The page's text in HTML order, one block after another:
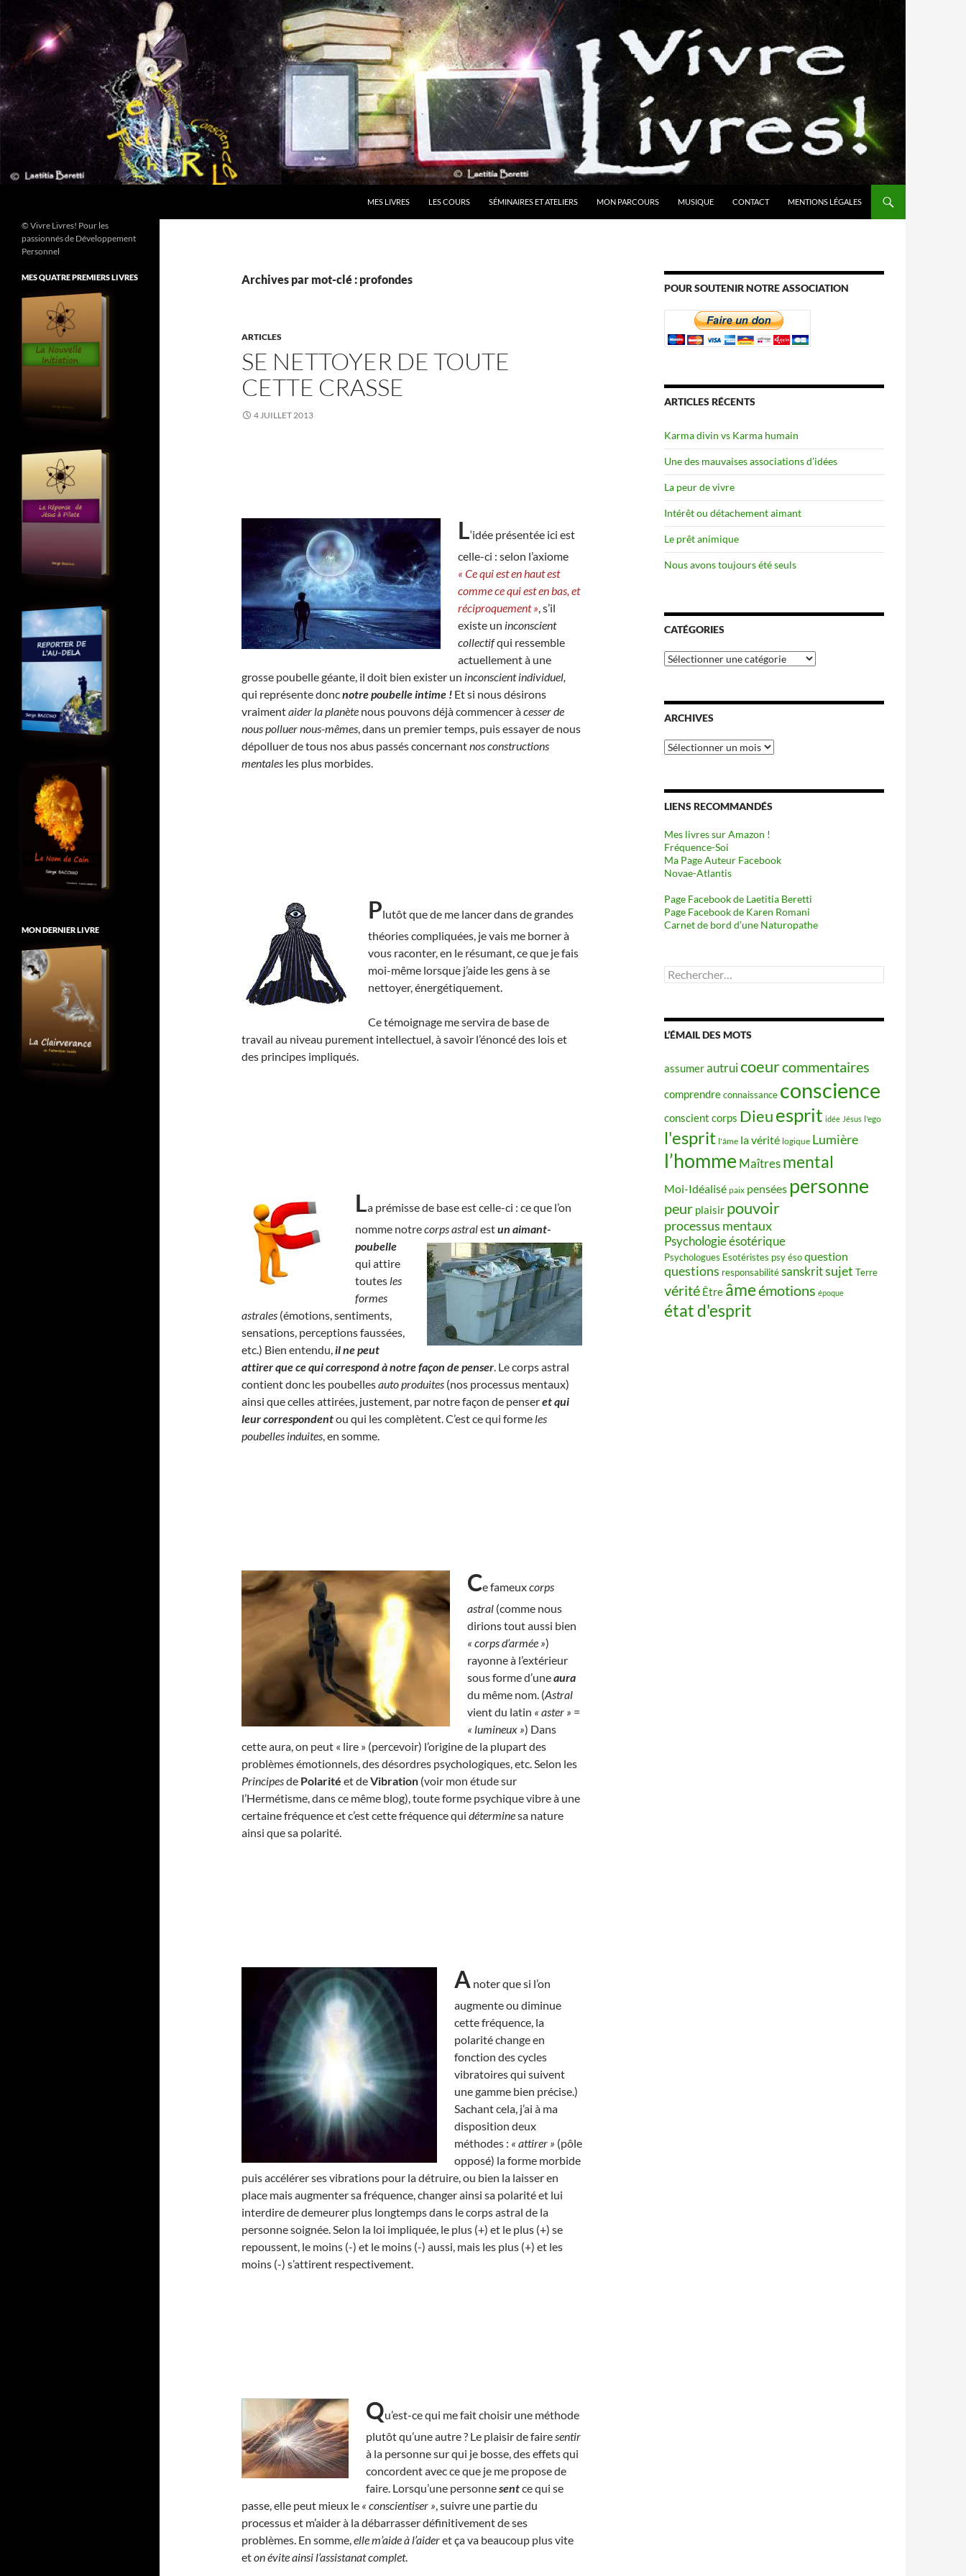
contenu
MES LIVRES LES COURS SÉMINAIRES ET ATELIERS MON PARCOURS MUSIQUE CONTACT MENTIONS LÉGALES
Archives par mot-clé : profondes
ARTICLES
SE NETTOYER DE TOUTE
CETTE CRASSE
4 JUILLET 2013
L‘idée présentée ici est
celle-ci : selon l’axiome
« Ce qui est en haut est
comme ce qui est en bas, et
réciproquement », s’il
existe un inconscient
collectifqui ressemble
actuellement à une
grosse poubelle géante, il doit bien exister un inconscient individuel,
qui représente doncnotre poubelle intime ! Et si nous désirons
vraimentaider la planète nous pouvons déjà commencer àcesser de
nous polluer nous-mêmes, dans un premier temps, puis essayer de nous
dépolluer de tous nos abus passés concernantnos constructions
mentales les plus morbides.
Plutôt que de me lancer dans de grandes
théories compliquées, je vais me borner à
vous raconter, en le résumant, ce que je fais
moi-même lorsque j’aide les gens à se
nettoyer, énergétiquement.
Ce témoignage me servira de base de
travail au niveau purement intellectuel, à savoir l’énoncé des lois et
des principes impliqués.
La prémisse de base est celle-ci : ce que l’on
nomme notrecorps astralestun aimant-
poubelle
qui attire
toutes les
formes
astrales (émotions, sentiments,
sensations, perceptions faussées,
etc.) Bien entendu,il ne peut
attirer que ce qui correspond à notre façon de penser. Le corps astral
contient donc les poubellesauto produites (nos processus mentaux)
ainsi que celles attirées, justement, par notre façon de penseret qui
leur correspondentou qui les complètent. C’est ce qui forme les
poubelles induites, en somme.
Ce fameuxcorps
astral (comme nous
dirions tout aussi bien
« corps d’armée »)
rayonne à l’extérieur
sous forme d’uneaura
du même nom. (Astral
vient du latin « aster » =
« lumineux ») Dans
cette aura, on peut « lire » (percevoir) l’origine de la plupart des
problèmes émotionnels, des désordres psychologiques, etc. Selon les
Principesde Polarité et deVibration (voir mon étude sur
l’Hermétisme, dans ce même blog), toute forme psychique vibre à une
certaine fréquence et c’est cette fréquence qui déterminesa nature
ainsi que sa polarité.
A noter que si l’on
augmente ou diminue
cette fréquence, la
polarité change en
fonction des cycles
vibratoires qui suivent
une gamme bien précise.)
Sachant cela, j’ai à ma
disposition deux
méthodes : « attirer » (pôle
opposé) la forme morbide
puis accélérer ses vibrations pour la détruire, ou bien la laisser en
place mais augmenter sa fréquence, changer ainsi sa polarité et lui
interdire de demeurer plus longtemps dans le corps astral de la
personne soignée. Selon la loi impliquée, le plus (+) et le plus (+) se
repoussent, le moins (-) et le moins (-) aussi, mais les plus (+) et les
moins (-) s’attirent respectivement.
Qu’est-ce qui me fait choisir une méthode
plutôt qu’une autre ? Le plaisir de fairesentir
à la personne sur qui je bosse, des effets qui
concordent avec ce que je me propose de
faire. Lorsqu’une personnesentce qui se
passe, elle peut mieux le « conscientiser », suivre une partie du
processus et m’aider à la débarrasser définitivement de ses
problèmes. En somme,elle m’aide à l’aideret ça va beaucoup plus vite
eton évite ainsi l’assistanat complet.
POUR SOUTENIR NOTRE ASSOCIATION
ARTICLES RÉCENTS
Karma divin vs Karma humain
Une des mauvaises associations d’idées
La peur de vivre
Intérêt ou détachement aimant
Le prêt animique
Nous avons toujours été seuls
CATÉGORIES
Catégories
ARCHIVES
Archives
LIENS RECOMMANDÉS
Mes livres sur Amazon !
Fréquence-Soi
Ma Page Auteur Facebook
Novae-Atlantis
Page Facebook de Laetitia Beretti
Page Facebook de Karen Romani
Carnet de bord d’une Naturopathe
Rechercher :
L’ÉMAIL DES MOTS
assumerautruicoeurcommentaires
comprendreconnaissance conscience
conscient corps Dieuesprit idée Jésus l'ego
l'esprit l'âme la vérité logique Lumière
l’homme Maîtres mental
Moi-Idéalisé paix pensées personne
peur plaisir pouvoir
processus mentaux
Psychologie ésotérique
Psychologues Esotéristes psy ésoquestion
questions responsabilitésanskritsujet Terre
vérité Être âmeémotions époque
état d'esprit
© Vivre Livres! Pour les
passionnés de Développement
Personnel
MES QUATRE PREMIERS LIVRES
MON DERNIER LIVRE